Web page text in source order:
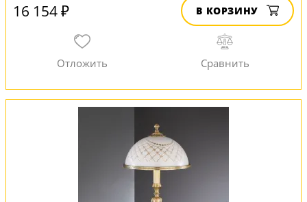
16 154 ₽ В КОРЗИНУ